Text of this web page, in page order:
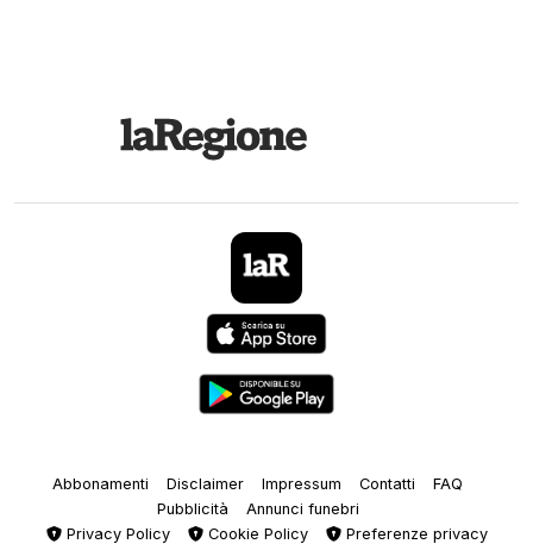
Abbonamenti Disclaimer Impressum Contatti
FAQ
Pubblicità
Annunci funebri
Privacy Policy
Cookie Policy Preferenze privacy